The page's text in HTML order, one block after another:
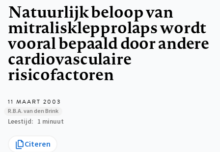
Natuurlijk beloop van
mitralisklepprolaps wordt
vooral bepaald door andere
cardiovasculaire
risicofactoren
11 MAART 2003
R.B.A. van den Brink
Leestijd 1 minuut
Citeren